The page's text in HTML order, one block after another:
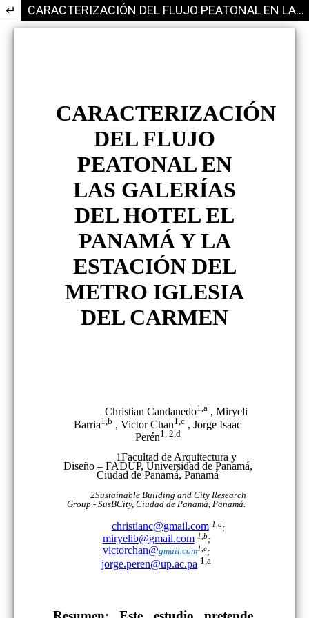
Volver a los detalles del artículo CARACTERIZACIÓN DEL FLUJO PEATONAL EN LAS GALERÍAS DEL HOTEL EL PANAMÁ Y LA ESTACIÓN DEL METRO IGLESIA DEL CARMEN